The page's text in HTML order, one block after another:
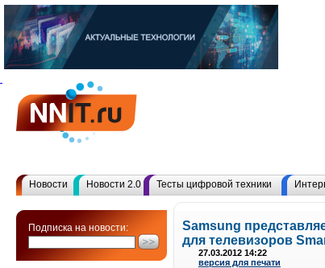
Новости Новости 2.0 Тесты цифровой техники
Подписка на новости:
Samsung
для телевизоров
27.03.2012 14:22
версия для печати